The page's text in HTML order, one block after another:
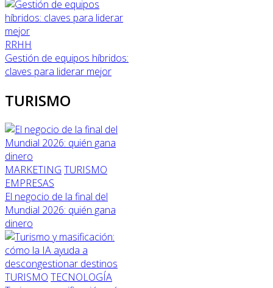
RRHH
Gestión de equipos híbridos:
claves para liderar mejor
TURISMO
MARKETING TURISMO
EMPRESAS
El negocio de la final del
Mundial 2026: quién gana
dinero
TURISMO TECNOLOGÍA